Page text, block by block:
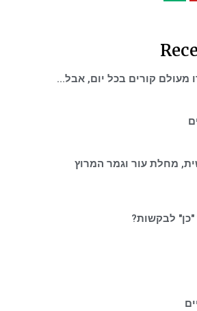
מעולם קורים בכל יום, אבל…
מחלת עור וגמר המרוץ
לבקשות?